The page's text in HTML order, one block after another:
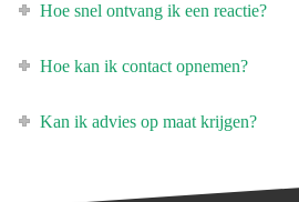
Hoe snel ontvang ik een reactie?
Hoe kan ik contact opnemen?
Kan ik advies op maat krijgen?